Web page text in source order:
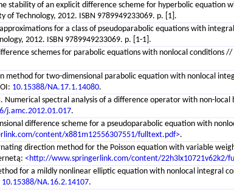
stability of an explicit difference scheme for hyperbolic
of Technology, 2012. ISBN 9789949233069. p. [1].
for a class of pseudoparabolic equations with
2012. ISBN 9789949233069. p. [1-1].
schemes for parabolic equations with nonlocal conditions
method for two-dimensional parabolic equation with nonlocal
10.15388/NA.17.1.14080.
. Numerical spectral analysis of a difference operator with non-
j.amc.2012.01.017.
difference scheme for a pseudoparabolic equation with
content/x881m12556307551/fulltext.pdf>.
direction method for the Poisson equation with variable
<http://www.springerlink.com/content/22h3lx10721v62k2/
for a mildly nonlinear elliptic equation with nonlocal integral
10.15388/NA.16.2.14107.